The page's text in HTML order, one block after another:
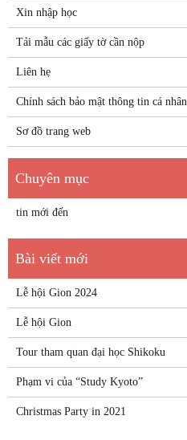
Xin nhập học
Tải mẫu các giấy tờ cần nộp
Liên hẹ
Chính sách bảo mật thông tin cá nhân
Sơ đồ trang web
tin mới đến
Lễ hội Gion 2024
Lễ hội Gion
Tour tham quan đại học Shikoku
Phạm vi của “Study Kyoto”
Christmas Party in 2021